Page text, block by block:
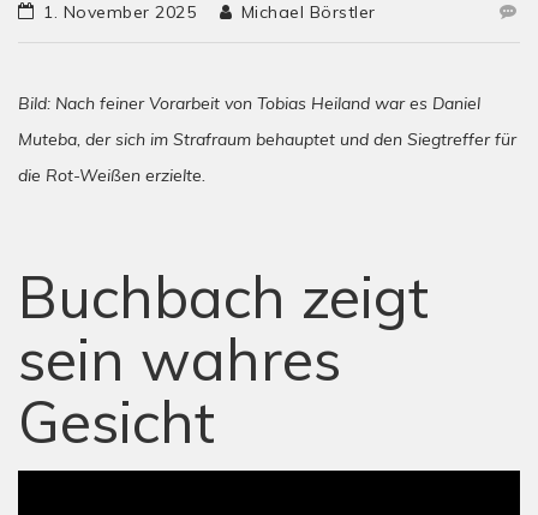
1. November 2025 Michael Börstler
Bild: Nach feiner Vorarbeit von Tobias Heiland war es Daniel
Muteba, der sich im Strafraum behauptet und den Siegtreffer für
die Rot-Weißen erzielte.
Buchbach zeigt
sein wahres
Gesicht